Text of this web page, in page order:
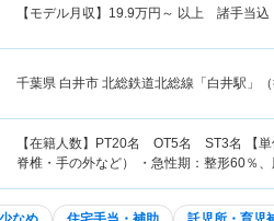
【モデル月収】 19.9万円～ 以上 諸手当
千葉県 白井市 北総鉄道北総線「白井駅」（
【在籍人数】PT20名 OT5名 ST3名 【単
脊椎・手の外など） ・急性期：整形60％